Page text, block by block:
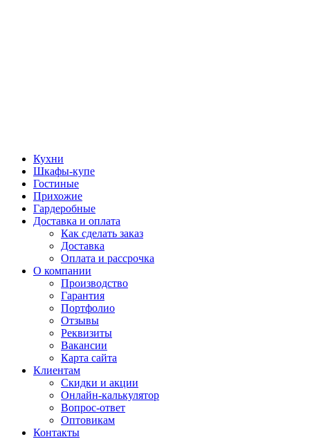
Кухни
Шкафы-купе
Гостиные
Прихожие
Гардеробные
Доставка и оплата
Как сделать заказ
Доставка
Оплата и рассрочка
О компании
Производство
Гарантия
Портфолио
Отзывы
Реквизиты
Вакансии
Карта сайта
Клиентам
Скидки и акции
Онлайн-калькулятор
Вопрос-ответ
Оптовикам
Контакты